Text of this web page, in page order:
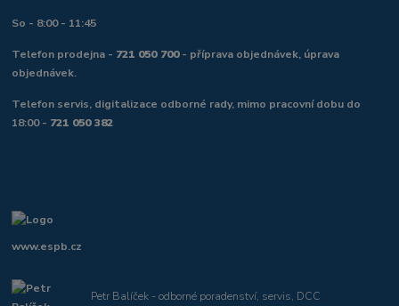
So - 8:00 - 11:45
Telefon prodejna - 721 050 700- příprava objednávek, úprava
objednávek.
Telefon servis, digitalizace odborné rady, mimo pracovní dobu do
18:00 - 721 050 382
www.espb.cz
Petr Balíček - odborné poradenství, servis, DCC